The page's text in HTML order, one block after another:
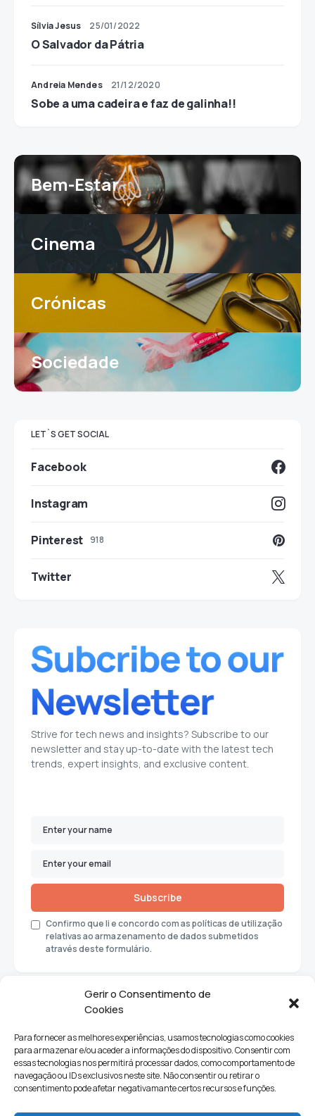
Gerir o Consentimento de
Cookies
Para fornecer as melhores experiências, usamos tecnologias como cookies
para armazenar e/ou aceder a informações do dispositivo. Consentir com
essas tecnologias nos permitirá processar dados, como comportamento de
navegação ou IDs exclusivos neste site. Não consentir ou retirar o
consentimento pode afetar negativamante certos recursos e funções.
Sílvia Jesus 25/01/2022
O Salvador da Pátria
Andreia Mendes 21/12/2020
Sobe a uma cadeira e faz de galinha!!
Bem-Estar
Cinema
Crónicas
Sociedade
LET`S GET SOCIAL
Facebook
Instagram
Pinterest 918
Twitter
Strive for tech news and insights? Subscribe to our
newsletter and stay up-to-date with the latest tech
trends, expert insights, and exclusive content.
Subscribe
Confirmo que li e concordo com as políticas de utilização
relativas ao armazenamento de dados submetidos
através deste formulário.